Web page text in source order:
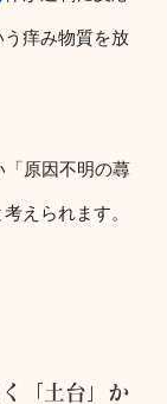
う痒み物質を放
「原因不明の蕁
えられます。
「土台」か